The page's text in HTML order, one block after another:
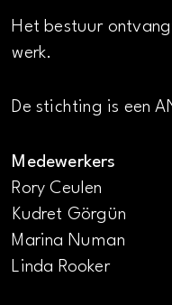
Het bestuur
werk.
De stichting is een
Medewerkers
Rory Ceulen
Kudret Görgün
Marina Numan
Linda Rooker